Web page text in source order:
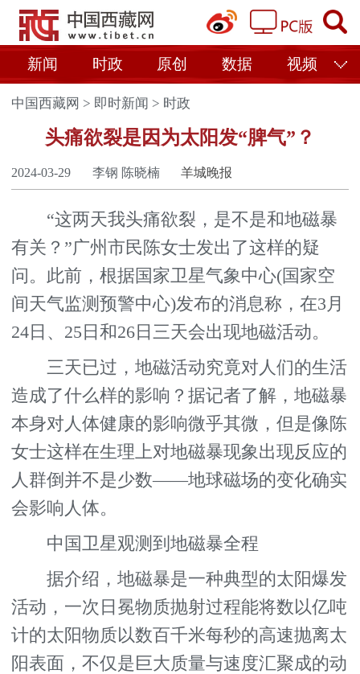
新闻 时政 原创 数据 视频
中国西藏网 > 即时新闻 > 时政
头痛欲裂是因为太阳发“脾气”？
2024-03-29 李钢 陈晓楠 羊城晚报
“这两天我头痛欲裂，是不是和地磁暴
有关？”广州市民陈女士发出了这样的疑
问。此前，根据国家卫星气象中心(国家空
间天气监测预警中心)发布的消息称，在3月
24日、25日和26日三天会出现地磁活动。
三天已过，地磁活动究竟对人们的生活
造成了什么样的影响？据记者了解，地磁暴
本身对人体健康的影响微乎其微，但是像陈
女士这样在生理上对地磁暴现象出现反应的
人群倒并不是少数——地球磁场的变化确实
会影响人体。
中国卫星观测到地磁暴全程
据介绍，地磁暴是一种典型的太阳爆发
活动，一次日冕物质抛射过程能将数以亿吨
计的太阳物质以数百千米每秒的高速抛离太
阳表面，不仅是巨大质量与速度汇聚成的动